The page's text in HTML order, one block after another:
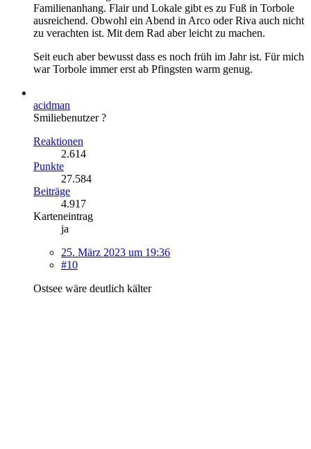
Familienanhang. Flair und Lokale gibt es zu Fuß in Torbole
ausreichend. Obwohl ein Abend in Arco oder Riva auch nicht
zu verachten ist. Mit dem Rad aber leicht zu machen.
Seit euch aber bewusst dass es noch früh im Jahr ist. Für mich
war Torbole immer erst ab Pfingsten warm genug.
acidman
Smiliebenutzer ?
Reaktionen
2.614
Punkte
27.584
Beiträge
4.917
Karteneintrag
ja
25. März 2023 um 19:36
#10
Ostsee wäre deutlich kälter